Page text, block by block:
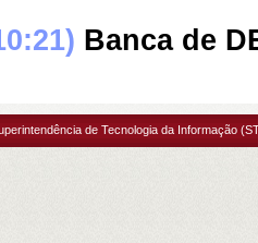
Banca de
de Tecnologia da Informação